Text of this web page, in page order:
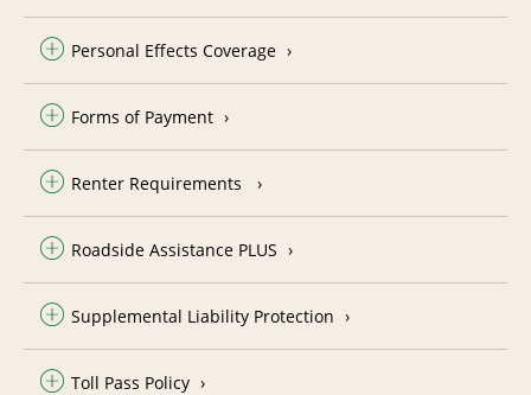
Personal Effects Coverage
Forms of Payment
Renter Requirements
Roadside Assistance PLUS
Supplemental Liability Protection
Toll Pass Policy